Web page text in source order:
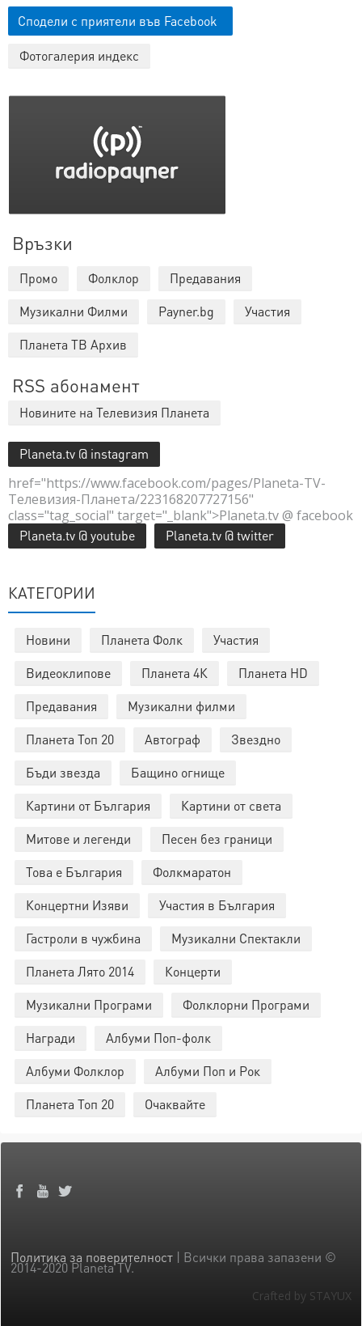
Сподели с приятели във Facebook
Фотогалерия индекс
Връзки
Промо Фолклор
Предавания
Музикални Филми
Payner.bg
Участия
Планета ТВ Архив
RSS абонамент
Новините на Телевизия Планета
Planeta.tv @ instagram
href="https://www.facebook.com/pages/Planeta-TV-
Телевизия-Планета/223168207727156"
class="tag_social" target="_blank">Planeta.tv @ facebook
Planeta.tv @ youtube Planeta.tv @ twitter
КАТЕГОРИИ
Новини Планета Фолк
Участия
Видеоклипове
Планета 4К
Планета HD
Предавания
Музикални филми
Планета Топ 20
Автограф
Звездно
Бъди звезда
Бащино огнище
Картини от България
Картини от света
Митове и легенди
Песен без граници
Това е България
Фолкмаратон
Концертни Изяви
Участия в България
Гастроли в чужбина
Музикални Спектакли
Планета Лято 2014
Концерти
Музикални Програми
Фолклорни Програми
Награди
Албуми Поп-фолк
Албуми Фолклор
Албуми Поп и Рок
Планета Топ 20
Очаквайте
Политика за поверителност | Всички права запазени ©
2014-2020 Planeta TV.
Crafted by STAYUX